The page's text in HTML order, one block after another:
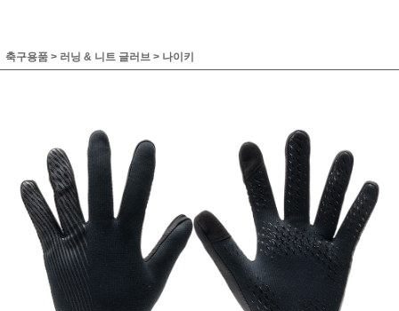
축구용품 > 러닝 & 니트 글러브 > 나이키